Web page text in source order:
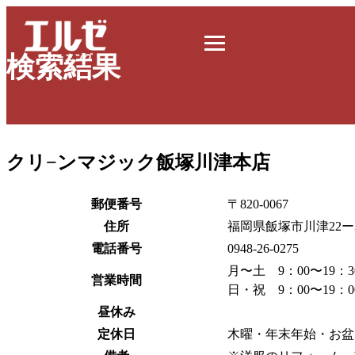
検索結果
クリ−ンマジック飯塚川津本店
郵便番号
〒820-0067
住所
福岡県飯塚市川津22
電話番号
0948-26-0275
営業時間
月〜土 9：00〜19：
日・祝 9：00〜19：
昼休み
定休日
木曜・年末年始・お盆